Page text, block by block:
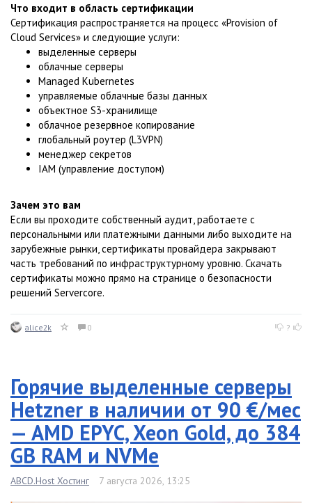
Что входит в область сертификации
Сертификация распространяется на процесс «Provision of
Cloud Services» и следующие услуги:
выделенные серверы
облачные серверы
Managed Kubernetes
управляемые облачные базы данных
объектное S3-хранилище
облачное резервное копирование
глобальный роутер (L3VPN)
менеджер секретов
IAM (управление доступом)
Зачем это вам
Если вы проходите собственный аудит, работаете с
персональными или платежными данными либо выходите на
зарубежные рынки, сертификаты провайдера закрывают
часть требований по инфраструктурному уровню. Скачать
сертификаты можно прямо на странице о безопасности
решений Servercore.
alice2k 0 ?
Горячие выделенные серверы
Hetzner в наличии от 90 €/мес
— AMD EPYC, Xeon Gold, до 384
GB RAM и NVMe
ABCD.Host Хостинг 7 августа 2026, 13:25